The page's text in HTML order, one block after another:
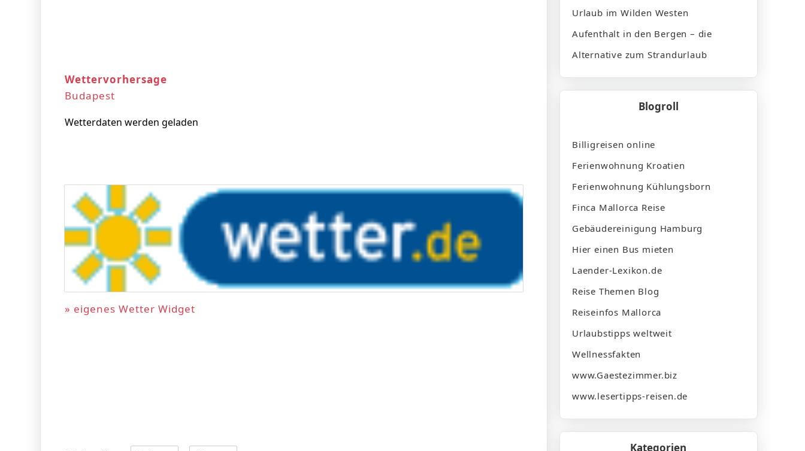
Wettervorhersage
Budapest
Wetterdaten werden geladen
» eigenes Wetter Widget
Urlaub im Wilden Westen
Aufenthalt in den Bergen – die
Alternative zum Strandurlaub
Blogroll
Billigreisen online
Ferienwohnung Kroatien
Ferienwohnung Kühlungsborn
Finca Mallorca Reise
Gebäudereinigung Hamburg
Hier einen Bus mieten
Laender-Lexikon.de
Reise Themen Blog
Reiseinfos Mallorca
Urlaubstipps weltweit
Wellnessfakten
www.Gaestezimmer.biz
www.lesertipps-reisen.de
Kategorien